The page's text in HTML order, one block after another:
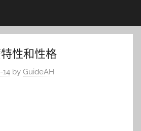
性和性格
14 by GuideAH